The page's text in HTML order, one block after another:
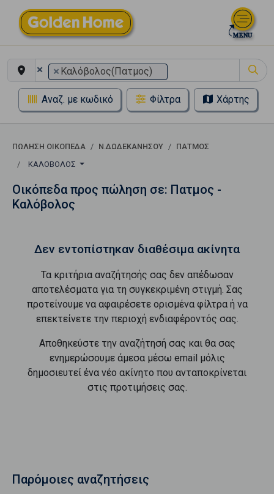
× × Καλόβολος(Πατμος)
Αναζ. με κωδικό Φίλτρα Χάρτης
ΠΏΛΗΣΗ ΟΙΚΌΠΕΔΑ Ν.ΔΩΔΕΚΑΝΗΣΟΥ
ΠΑΤΜΟΣ
ΚΑΛΌΒΟΛΟΣ
Οικόπεδα προς πώληση σε: Πατμος -
Καλόβολος
Δεν εντοπίστηκαν διαθέσιμα ακίνητα
Τα κριτήρια αναζήτησής σας δεν απέδωσαν
αποτελέσματα για τη συγκεκριμένη στιγμή. Σας
προτείνουμε να αφαιρέσετε ορισμένα φίλτρα ή να
επεκτείνετε την περιοχή ενδιαφέροντός σας.
Αποθηκεύστε την αναζήτησή σας και θα σας
ενημερώσουμε άμεσα μέσω email μόλις
δημοσιευτεί ένα νέο ακίνητο που ανταποκρίνεται
στις προτιμήσεις σας.
Παρόμοιες αναζητήσεις